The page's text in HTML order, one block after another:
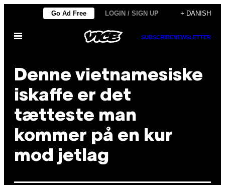
indhold
Go Ad Free LOGIN / SIGN UP + DANISH
Åbn
SUBSCRIBENEWSLETTER
Denne vietnamesiske
iskaffe er det
tætteste man
kommer på en kur
mod jetlag